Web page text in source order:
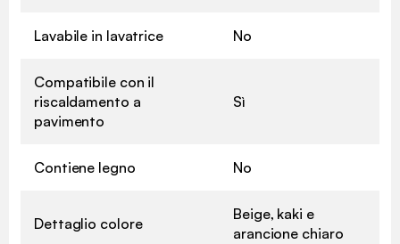
Lavabile in lavatrice No
Compatibile con il
riscaldamento a
pavimento
Sì
Contiene legno No
Dettaglio colore
Beige, kaki e
arancione chiaro